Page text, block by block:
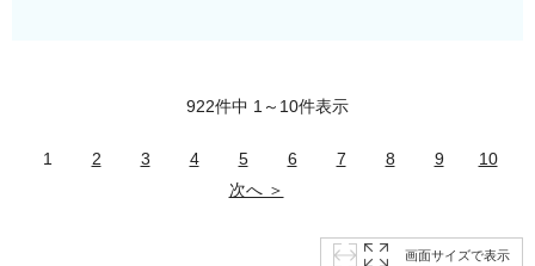
922件中 1～10件表示
1 2 3 4 5 6 7 8 9
10
次へ ＞
画面サイズで表示